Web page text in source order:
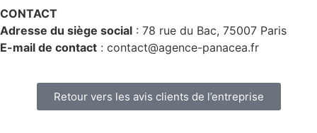
CONTACT
Adresse du siège social : 78 rue du Bac, 75007 Paris
E-mail de contact : contact@agence-panacea.fr
Retour vers les avis clients de l’entreprise